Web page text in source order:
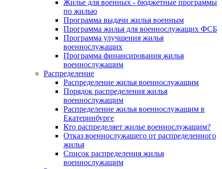
Жилье для военных - бюджетные программы
по жилью
Программа выдачи жилья военным
Программа жилья для военнослужащих ФСБ
Программа улучшения жилья
военнослужащих
Программа финансирования жилья
военнослужащим
Распределение
Распределение жилья военнослужащим
Порядок распределения жилья
военнослужащим
Распределение жилья военнослужащим в
Екатеринбурге
Кто распределяет жилье военнослужащим?
Отказ военнослужащего от распределенного
жилья
Список распределения жилья
военнослужащим